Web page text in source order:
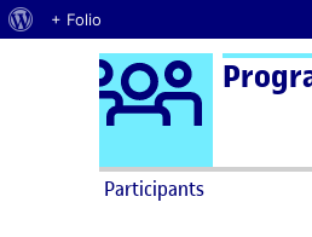
Quant al WordPress
+ Folio
Saltar al contingut Logo Ágora
Participants